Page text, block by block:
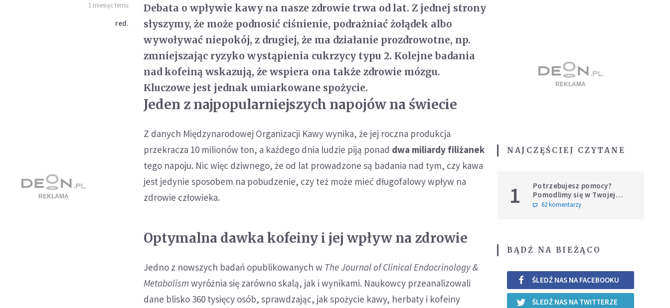
1 miesiąc temu
red.
Debata o wpływie kawy na nasze zdrowie trwa od lat. Z jednej strony
słyszymy, że może podnosić ciśnienie, podrażniać żołądek albo
wywoływać niepokój, z drugiej, że ma działanie prozdrowotne, np.
zmniejszając ryzyko wystąpienia cukrzycy typu 2. Kolejne badania
nad kofeiną wskazują, że wspiera ona także zdrowie mózgu.
Kluczowe jest jednak umiarkowane spożycie.
Jeden z najpopularniejszych napojów na świecie
Z danych Międzynarodowej Organizacji Kawy wynika, że jej roczna produkcja
przekracza 10 milionów ton, a każdego dnia ludzie piją ponad dwa miliardy filiżanek
tego napoju. Nic więc dziwnego, że od lat prowadzone są badania nad tym, czy kawa
jest jedynie sposobem na pobudzenie, czy też może mieć długofalowy wpływ na
zdrowie człowieka.
Optymalna dawka kofeiny i jej wpływ na zdrowie
Jedno z nowszych badań opublikowanych w The Journal of Clinical Endocrinology &
Metabolismwyróżnia się zarówno skalą, jak i wynikami. Naukowcy przeanalizowali
dane blisko 360 tysięcy osób, sprawdzając, jak spożycie kawy, herbaty i kofeiny
NAJCZĘŚCIEJ CZYTANE
1
Potrzebujesz pomocy?
Pomodlimy się w Twojej
intencji
62 komentarzy
BĄDŹ NA BIEŻĄCO
ŚLEDŹ NAS NA FACEBOOKU
ŚLEDŹ NAS NA TWITTERZE